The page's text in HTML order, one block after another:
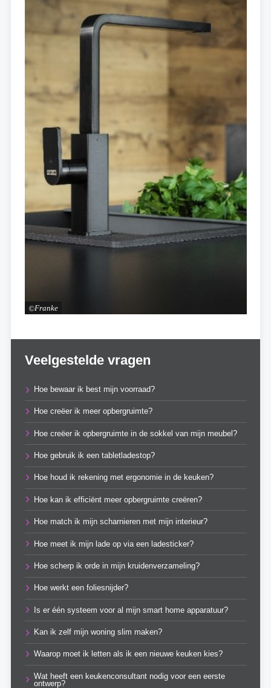
Franke
Veelgestelde vragen
Hoe bewaar ik best mijn voorraad?
Hoe creëer ik meer opbergruimte?
Hoe creëer ik opbergruimte in de sokkel van mijn meubel?
Hoe gebruik ik een tabletladestop?
Hoe houd ik rekening met ergonomie in de keuken?
Hoe kan ik efficiënt meer opbergruimte creëren?
Hoe match ik mijn scharnieren met mijn interieur?
Hoe meet ik mijn lade op via een ladesticker?
Hoe scherp ik orde in mijn kruidenverzameling?
Hoe werkt een foliesnijder?
Is er één systeem voor al mijn smart home apparatuur?
Kan ik zelf mijn woning slim maken?
Waarop moet ik letten als ik een nieuwe keuken kies?
Wat heeft een keukenconsultant nodig voor een eerste
ontwerp?